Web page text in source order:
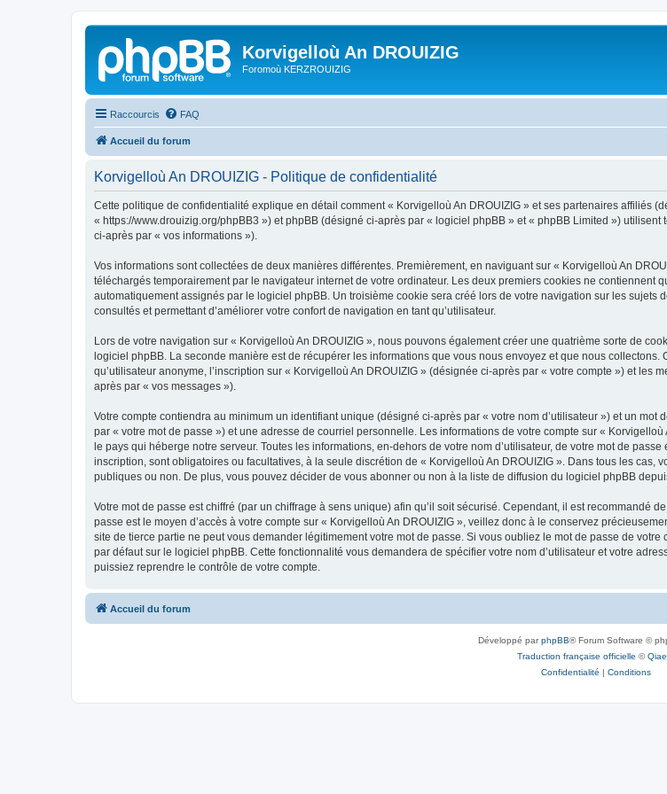
Korvigelloù An DROUIZIG
Foromoù KERZROUIZIG
Raccourcis FAQ
Accueil du forum
Korvigelloù An DROUIZIG - Politique de confidentialité
Cette politique de confidentialité explique en détail comment « Korvigelloù An DROUIZIG » et ses partenaires affiliés
« https://www.drouizig.org/phpBB3 ») et phpBB (désigné ci-après par « logiciel phpBB » et « phpBB Limited »)
ci-après par « vos informations »).
Vos informations sont collectées de deux manières différentes. Premièrement, en naviguant sur « Korvigelloù An
téléchargés temporairement par le navigateur internet de votre ordinateur. Les deux premiers cookies ne contiennent
automatiquement assignés par le logiciel phpBB. Un troisième cookie sera créé lors de votre navigation sur les sujets
consultés et permettant d’améliorer votre confort de navigation en tant qu’utilisateur.
Lors de votre navigation sur « Korvigelloù An DROUIZIG », nous pouvons également créer une quatrième sorte de
logiciel phpBB. La seconde manière est de récupérer les informations que vous nous envoyez et que nous
qu’utilisateur anonyme, l’inscription sur « Korvigelloù An DROUIZIG » (désignée ci-après par « votre compte ») et
après par « vos messages »).
Votre compte contiendra au minimum un identifiant unique (désigné ci-après par « votre nom d’utilisateur ») et un
par « votre mot de passe ») et une adresse de courriel personnelle. Les informations de votre compte sur «
le pays qui héberge notre serveur. Toutes les informations, en-dehors de votre nom d’utilisateur, de votre mot de
inscription, sont obligatoires ou facultatives, à la seule discrétion de « Korvigelloù An DROUIZIG ». Dans tous les
publiques ou non. De plus, vous pouvez décider de vous abonner ou non à la liste de diffusion du logiciel phpBB
Votre mot de passe est chiffré (par un chiffrage à sens unique) afin qu’il soit sécurisé. Cependant, il est recommandé
passe est le moyen d’accès à votre compte sur « Korvigelloù An DROUIZIG », veillez donc à le conservez
site de tierce partie ne peut vous demander légitimement votre mot de passe. Si vous oubliez le mot de passe de
par défaut sur le logiciel phpBB. Cette fonctionnalité vous demandera de spécifier votre nom d’utilisateur et votre
puissiez reprendre le contrôle de votre compte.
Accueil du forum
Développé parphpBB® Forum Software ©
Traduction française officielle ©
Confidentialité | Conditions